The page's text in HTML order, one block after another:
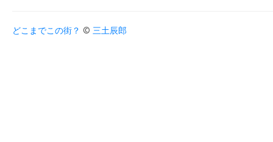
どこまでこの街？ © 三土辰郎